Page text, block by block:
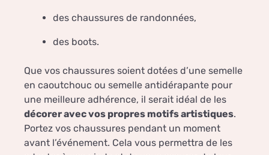
des chaussures de randonnées,
des boots.
Que vos chaussures soient dotées d’une semelle
en caoutchouc ou semelle antidérapante pour
une meilleure adhérence, il serait idéal de les
décorer avec vos propres motifs artistiques.
Portez vos chaussures pendant un moment
avant l’événement. Cela vous permettra de les